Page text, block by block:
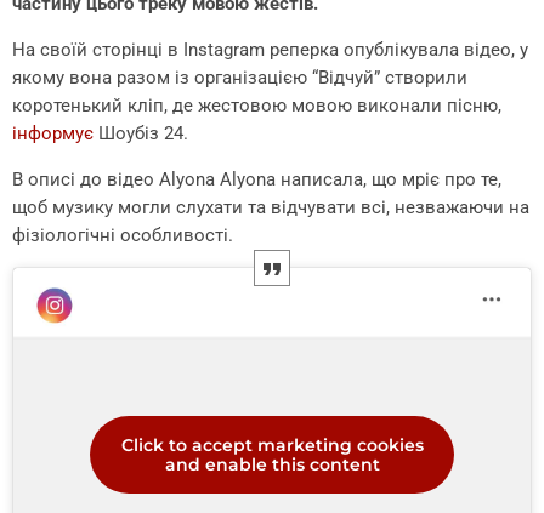
На своїй сторінці в Instagram реперка опублікувала відео, у
якому вона разом із організацією “Відчуй” створили
коротенький кліп, де жестовою мовою виконали пісню,
інформує Шоубіз 24.
В описі до відео Alyona Alyona написала, що мріє про те,
щоб музику могли слухати та відчувати всі, незважаючи на
фізіологічні особливості.
Click to accept marketing cookies
and enable this content